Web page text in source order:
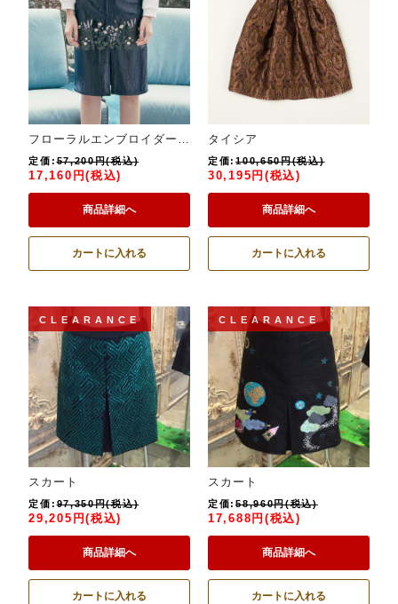
定価:57,200円(税込)
17,160円(税込)
商品詳細へ
カートに入れる
タイシア
定価:100,650円(税込)
30,195円(税込)
商品詳細へ
カートに入れる
CLEARANCE
スカート
定価:97,350円(税込)
29,205円(税込)
商品詳細へ
カートに入れる
CLEARANCE
スカート
定価:58,960円(税込)
17,688円(税込)
商品詳細へ
カートに入れる